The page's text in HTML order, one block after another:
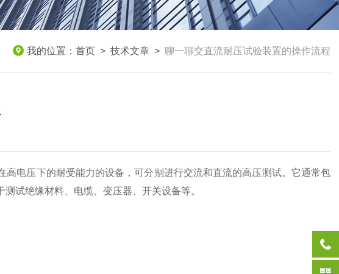
我的位置： 首页 > 技术文章 > 聊一聊交直流耐压试验装置的操作流程
高电压下的耐受能力的设备，可分别进行交流和直流的高压测试。它通常包
试绝缘材料、电缆、变压器、开关设备等。